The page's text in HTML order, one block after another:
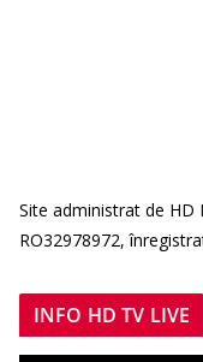
Site administrat de HD
RO32978972,
INFO HD TV LIVE